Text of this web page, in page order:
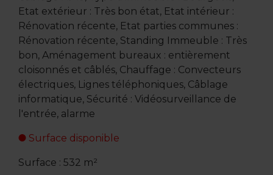
Etat extérieur : Très bon état, Etat intérieur :
Rénovation récente, Etat parties communes :
Rénovation récente, Standing Immeuble : Très
bon, Aménagement bureaux : entièrement
cloisonnés et câblés, Chauffage : Convecteurs
électriques, Lignes téléphoniques, Câblage
informatique, Sécurité : Vidéosurveillance de
l'entrée, alarme
Surface disponible
Surface : 532 m²